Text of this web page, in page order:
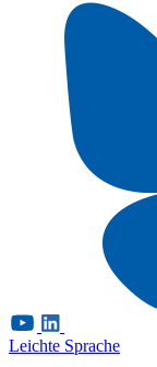
Leichte Sprache